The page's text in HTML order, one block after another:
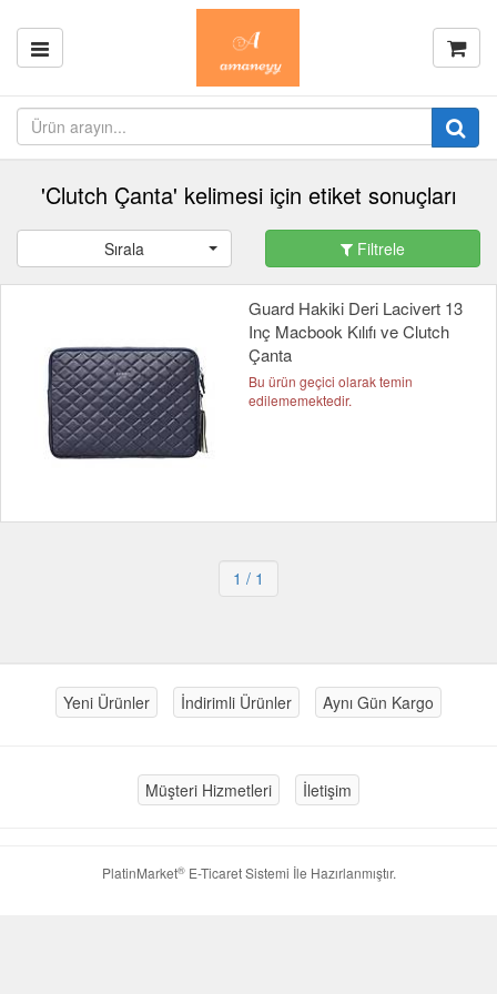
'Clutch Çanta' kelimesi için etiket sonuçları
Sırala Filtrele
Guard Hakiki Deri Lacivert 13
Inç Macbook Kılıfı ve Clutch
Çanta
Bu ürün geçici olarak temin
edilememektedir.
1 / 1
Yeni Ürünler İndirimli Ürünler Aynı Gün Kargo
Müşteri Hizmetleri İletişim
PlatinMarket®E-Ticaret Sistemi İle Hazırlanmıştır.